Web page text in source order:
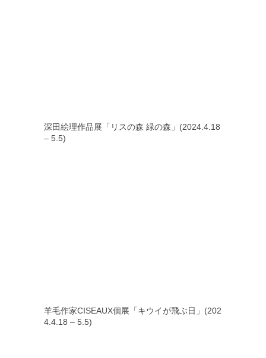
深田絵理作品展「リスの森 緑の森」(2024.4.18
– 5.5)
羊毛作家CISEAUX個展「キウイが飛ぶ日」(202
4.4.18 – 5.5)